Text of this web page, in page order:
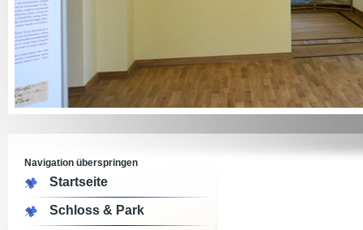
Navigation überspringen
Startseite
Schloss & Park